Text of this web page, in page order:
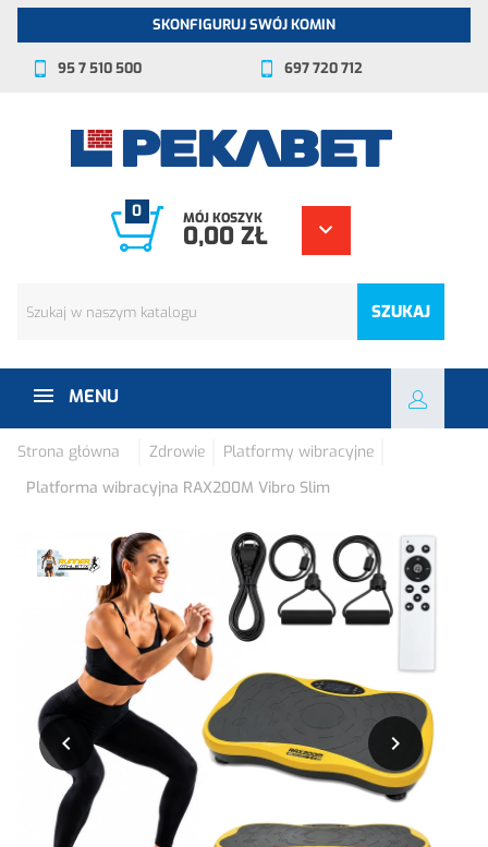
SKONFIGURUJ SWÓJ KOMIN
95 7 510 500 697 720 712
SZUKAJ
0 MÓJ KOSZYK
0,00 ZŁ
MENU
Strona główna Zdrowie
Platformy wibracyjne
Platforma wibracyjna RAX200M Vibro Slim
 